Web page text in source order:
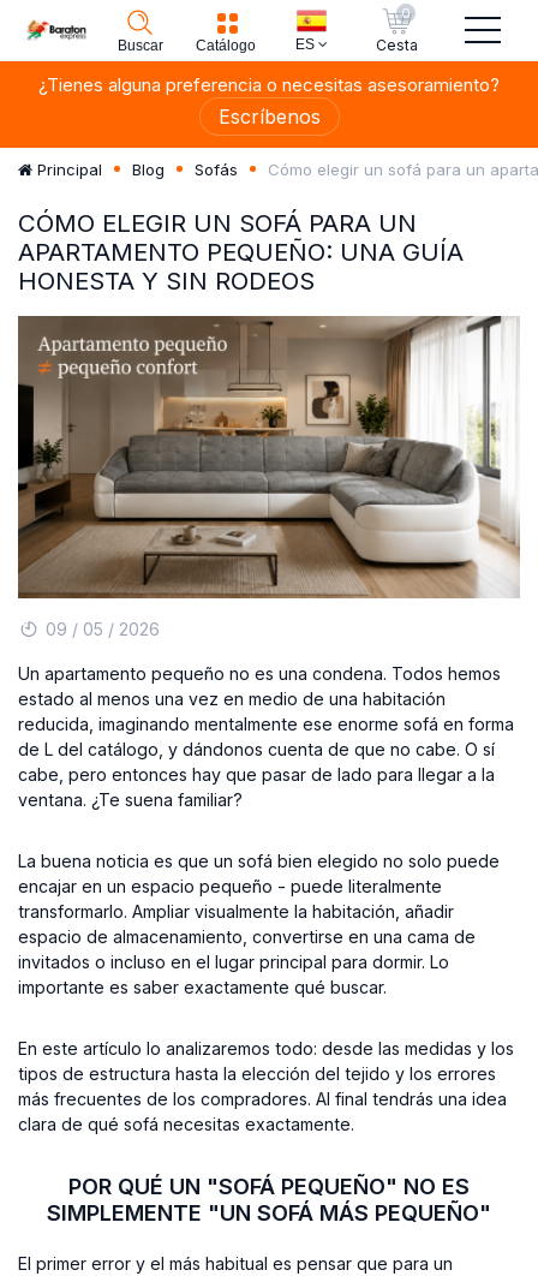
Buscar Catálogo ES
0
Cesta
¿Tienes alguna preferencia o necesitas asesoramiento?
Escríbenos
Principal Blog Sofás Cómo elegir un sofá para un
CÓMO ELEGIR UN SOFÁ PARA UN
APARTAMENTO PEQUEÑO: UNA GUÍA
HONESTA Y SIN RODEOS
09 / 05 / 2026
Un apartamento pequeño no es una condena. Todos hemos
estado al menos una vez en medio de una habitación
reducida, imaginando mentalmente ese enorme sofá en forma
de L del catálogo, y dándonos cuenta de que no cabe. O sí
cabe, pero entonces hay que pasar de lado para llegar a la
ventana. ¿Te suena familiar?
La buena noticia es que un sofá bien elegido no solo puede
encajar en un espacio pequeño - puede literalmente
transformarlo. Ampliar visualmente la habitación, añadir
espacio de almacenamiento, convertirse en una cama de
invitados o incluso en el lugar principal para dormir. Lo
importante es saber exactamente qué buscar.
En este artículo lo analizaremos todo: desde las medidas y los
tipos de estructura hasta la elección del tejido y los errores
más frecuentes de los compradores. Al final tendrás una idea
clara de qué sofá necesitas exactamente.
POR QUÉ UN "SOFÁ PEQUEÑO" NO ES
SIMPLEMENTE "UN SOFÁ MÁS PEQUEÑO"
El primer error y el más habitual es pensar que para un